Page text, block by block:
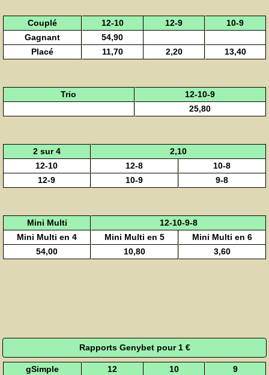
Couplé 12-10 12-9
10-9
Gagnant
54,90
Placé
11,70 2,20 13,40
Trio
12-10-9
25,80
2 sur 4
2,10
12-10
12-8
10-8
12-9
10-9 9-8
Mini Multi
12-10-9-8
Mini Multi en 4
Mini Multi en 5
Mini Multi en 6
54,00
10,80 3,60
Rapports Genybet pour 1 €
gSimple 12 10
9